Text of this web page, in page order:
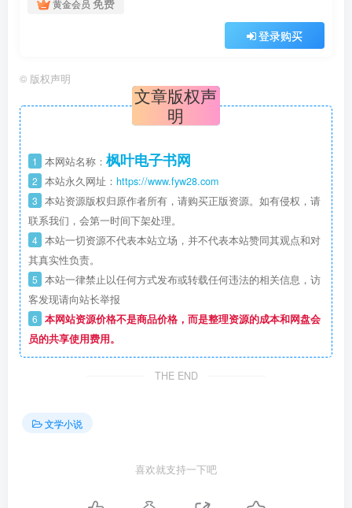
黄金会员
登录购买
© 版权声明
文章版权声
明
1 本网站名称： 枫叶电子书网
2 本站永久网址： https://www.fyw28.com
3 本站资源版权归原作者所有，请购买正版资源。如有侵权，请
联系我们，会第一时间下架处理。
4 本站一切资源不代表本站立场，并不代表本站赞同其观点和对
其真实性负责。
5 本站一律禁止以任何方式发布或转载任何违法的相关信息，访
客发现请向站长举报
6 本网站资源价格不是商品价格，而是整理资源的成本和网盘会
员的共享使用费用。
THE END
文学小说
喜欢就支持一下吧